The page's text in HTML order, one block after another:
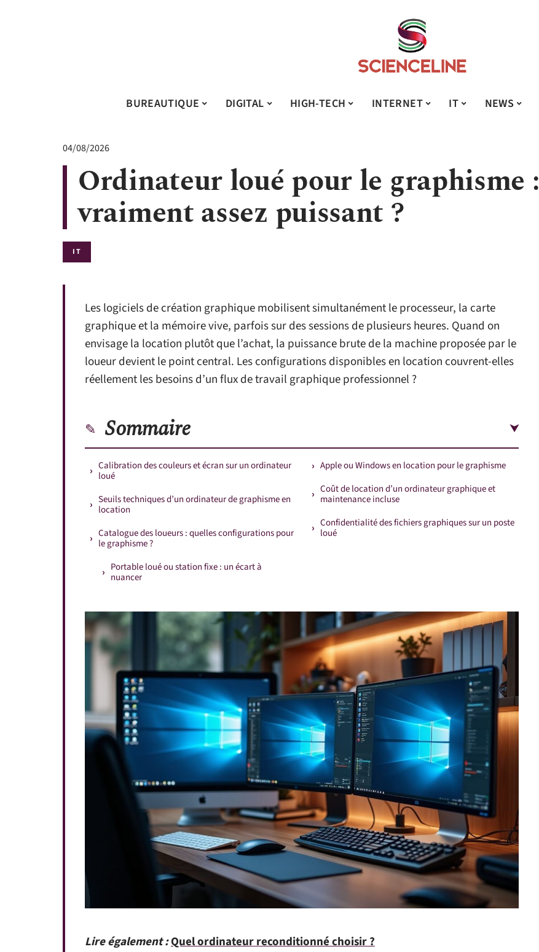
BUREAUTIQUE DIGITAL HIGH-TECH INTERNET IT NEWS
04/08/2026
Ordinateur loué pour le graphisme :
vraiment assez puissant ?
IT
Les logiciels de création graphique mobilisent simultanément le processeur, la carte
graphique et la mémoire vive, parfois sur des sessions de plusieurs heures. Quand on
envisage la location plutôt que l’achat, la puissance brute de la machine proposée par le
loueur devient le point central. Les configurations disponibles en location couvrent-elles
réellement les besoins d’un flux de travail graphique professionnel ?
Sommaire
Calibration des couleurs et écran sur un ordinateur
loué
Seuils techniques d’un ordinateur de graphisme en
location
Catalogue des loueurs : quelles configurations pour
le graphisme ?
Portable loué ou station fixe : un écart à
nuancer
Apple ou Windows en location pour le graphisme
Coût de location d’un ordinateur graphique et
maintenance incluse
Confidentialité des fichiers graphiques sur un poste
loué
Lire également :Quel ordinateur reconditionné choisir ?